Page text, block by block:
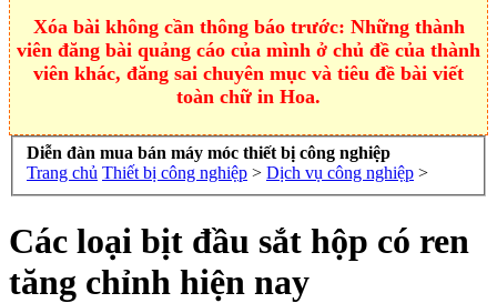
Xóa bài không cần thông báo trước: Những thành
viên đăng bài quảng cáo của mình ở chủ đề của thành
viên khác, đăng sai chuyên mục và tiêu đề bài viết
toàn chữ in Hoa.
Diễn đàn mua bán máy móc thiết bị công nghiệp
Trang chủ Thiết bị công nghiệp > Dịch vụ công nghiệp >
Các loại bịt đầu sắt hộp có ren
tăng chỉnh hiện nay